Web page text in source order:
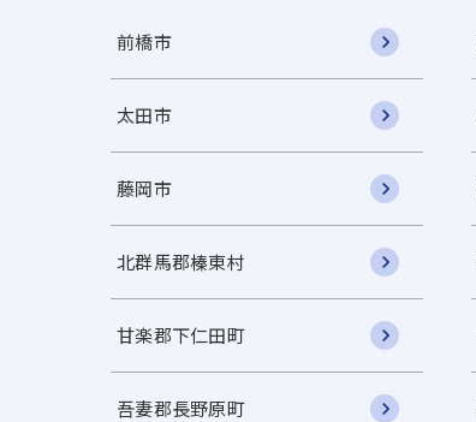
前橋市
太田市
藤岡市
北群馬郡榛東村
甘楽郡下仁田町
吾妻郡長野原町